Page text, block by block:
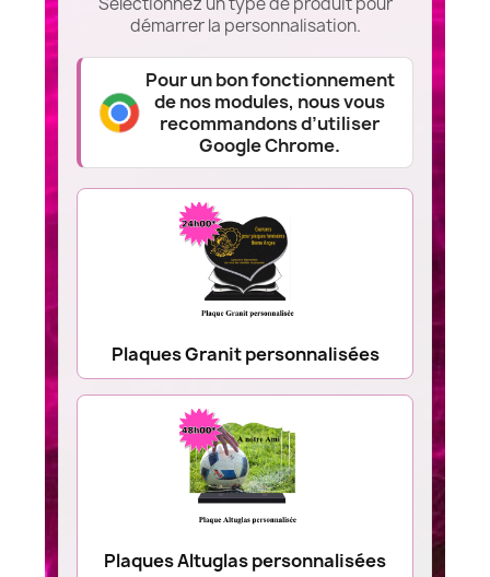
démarrer la personnalisation.
Pour un bon fonctionnement
de nos modules, nous vous
recommandons d’utiliser
Google Chrome.
Plaques Granit personnalisées
Plaques Altuglas personnalisées